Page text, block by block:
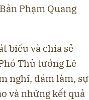
Phạm Quang
biểu và chia sẻ
Thủ tướng Lê
nghĩ, dám làm, sự
và những kết quả